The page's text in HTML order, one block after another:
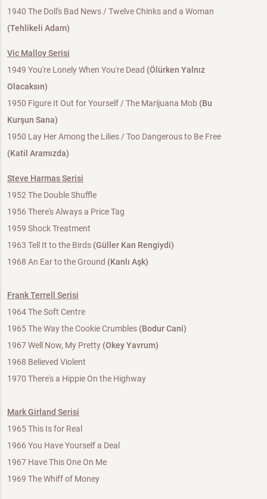
1940 The Doll's Bad News / Twelve Chinks and a Woman
(Tehlikeli Adam)
Vic Malloy Serisi
1949 You're Lonely When You're Dead (Ölürken Yalnız
Olacaksın)
1950 Figure It Out for Yourself / The Marijuana Mob (Bu
Kurşun Sana)
1950 Lay Her Among the Lilies / Too Dangerous to Be Free
(Katil Aramızda)
Steve Harmas Serisi
1952 The Double Shuffle
1956 There's Always a Price Tag
1959 Shock Treatment
1963 Tell It to the Birds (Güller Kan Rengiydi)
1968 An Ear to the Ground (Kanlı Aşk)
Frank Terrell Serisi
1964 The Soft Centre
1965 The Way the Cookie Crumbles (Bodur Cani)
1967 Well Now, My Pretty (Okey Yavrum)
1968 Believed Violent
1970 There's a Hippie On the Highway
Mark Girland Serisi
1965 This Is for Real
1966 You Have Yourself a Deal
1967 Have This One On Me
1969 The Whiff of Money